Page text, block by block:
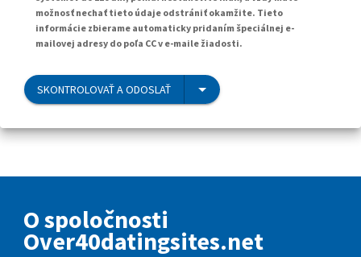
možnosť nechať tieto údaje odstrániť okamžite. Tieto
informácie zbierame automaticky pridaním špeciálnej e-
mailovej adresy do poľa CC v e-maile žiadosti.
SKONTROLOVAŤ A ODOSLAŤ
O spoločnosti
Over40datingsites.net